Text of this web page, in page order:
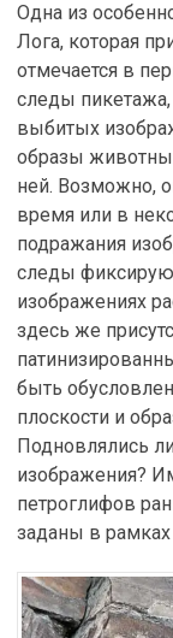
Одна из
Лога, которая
отмечается в
следы
выбитых
образы
ней. Возможно,
время или в
подражания
следы
изображениях
здесь же
быть
плоскости и
Подновлялись
изображения?
петроглифов
заданы в рамках